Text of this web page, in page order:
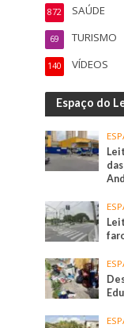
SAÚDE
872
TURISMO
69
VÍDEOS
140
Espaço do